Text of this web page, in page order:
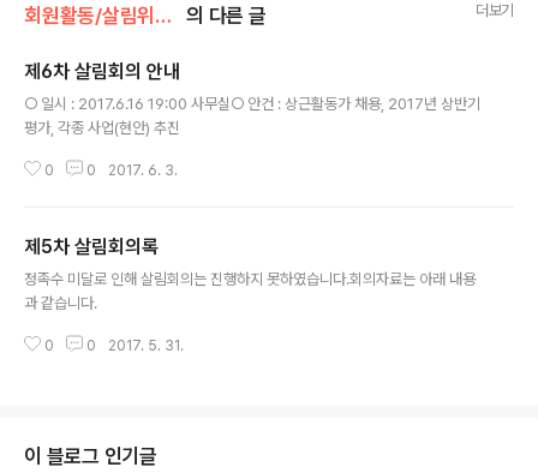
회원활동/살림위원회 의 다른 글 더보기
제6차 살림회의 안내
○ 일시 : 2017.6.16 19:00 사무실○ 안건 : 상근활동가 채용, 2017년 상반기
평가, 각종 사업(현안) 추진
0 0 2017. 6. 3.
제5차 살림회의록
정족수 미달로 인해 살림회의는 진행하지 못하였습니다.회의자료는 아래 내용
과 같습니다.
0 0 2017. 5. 31.
이 블로그 인기글